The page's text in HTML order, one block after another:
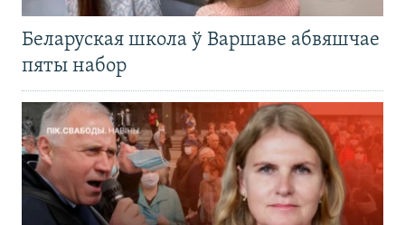
Беларуская школа ў Варшаве абвяшчае
пяты набор